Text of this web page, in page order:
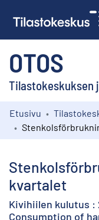
OTOS
Tilastokeskuksen
Kokoelmat
Etusivu
kvartalet
Kivihiilen kulutus :
Consumption of